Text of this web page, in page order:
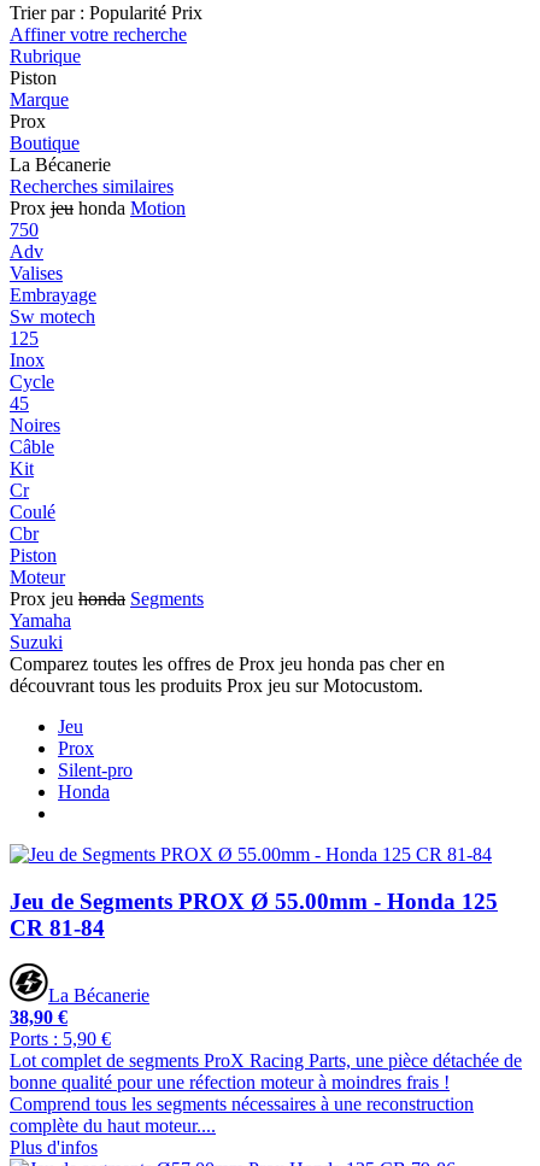
Trier par : Popularité Prix
Affiner votre recherche
Rubrique
Piston
Marque
Prox
Boutique
La Bécanerie
Recherches similaires
Prox jeu honda Motion
750
Adv
Valises
Embrayage
Sw motech
125
Inox
Cycle
45
Noires
Câble
Kit
Cr
Coulé
Cbr
Piston
Moteur
Prox jeu honda Segments
Yamaha
Suzuki
Comparez toutes les offres de Prox jeu honda pas cher en
découvrant tous les produits Prox jeu sur Motocustom.
Jeu
Prox
Silent-pro
Honda
Jeu de Segments PROX Ø 55.00mm - Honda 125
CR 81-84
La Bécanerie
38,90 €
Ports : 5,90 €
Lot complet de segments ProX Racing Parts, une pièce détachée de
bonne qualité pour une réfection moteur à moindres frais !
Comprend tous les segments nécessaires à une reconstruction
complète du haut moteur....
Plus d'infos